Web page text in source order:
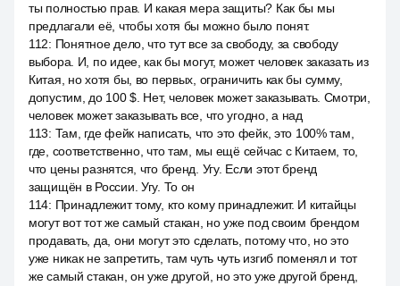
ты полностью прав. И какая мера защиты? Как бы мы
предлагали её, чтобы хотя бы можно было понят.
112: Понятное дело, что тут все за свободу, за свободу
выбора. И, по идее, как бы могут, может человек заказать из
Китая, но хотя бы, во первых, ограничить как бы сумму,
допустим, до 100 $. Нет, человек может заказывать. Смотри,
человек может заказывать все, что угодно, а над
113: Там, где фейк написать, что это фейк, это 100% там,
где, соответственно, что там, мы ещё сейчас с Китаем, то,
что цены разнятся, что бренд. Угу. Если этот бренд
защищён в России. Угу. То он
114: Принадлежит тому, кто кому принадлежит. И китайцы
могут вот тот же самый стакан, но уже под своим брендом
продавать, да, они могут это сделать, потому что, но это
уже никак не запретить, там чуть чуть изгиб поменял и тот
же самый стакан, он уже другой, но это уже другой бренд,